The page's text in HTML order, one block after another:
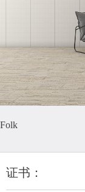
Folk
证书：